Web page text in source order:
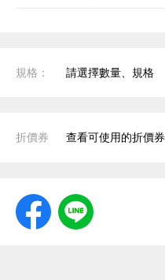
規格： 請選擇數量、規格
折價券 查看可使用的折價券